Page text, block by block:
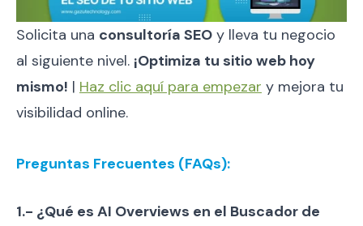
Solicita una consultoría SEO y lleva tu negocio
al siguiente nivel. ¡Optimiza tu sitio web hoy
mismo! | Haz clic aquí para empezar y mejora tu
visibilidad online.
Preguntas Frecuentes (FAQs):
1.- ¿Qué es AI Overviews en el Buscador de